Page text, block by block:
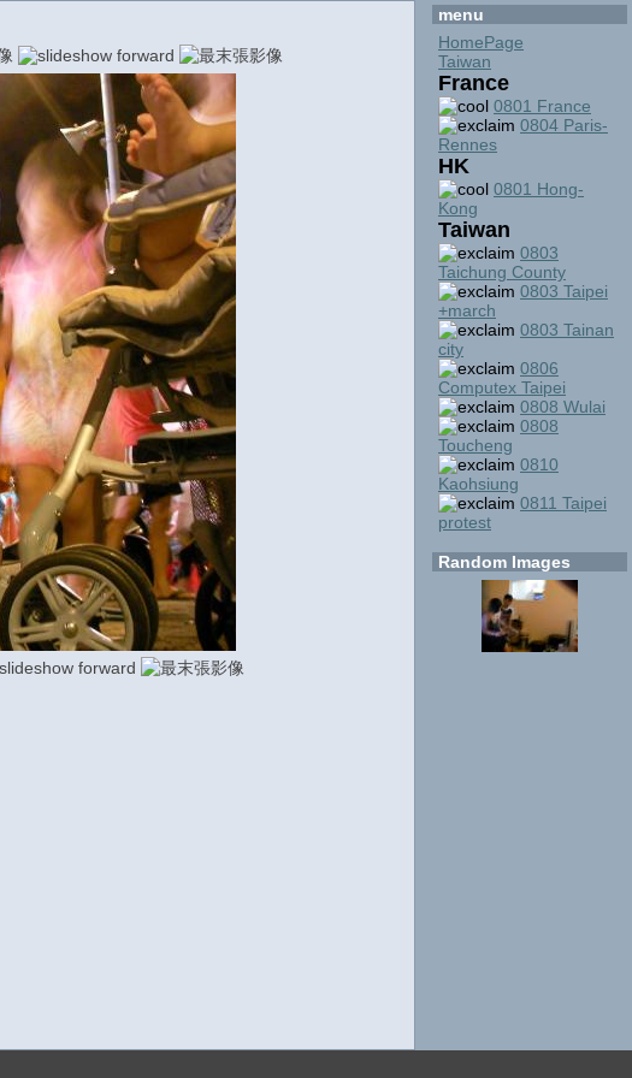
menu
HomePage
Taiwan
France
0801 France
0804 Paris-
Rennes
HK
0801 Hong-
Kong
Taiwan
0803
Taichung County
0803 Taipei
+march
0803 Tainan
city
0806
Computex Taipei
0808 Wulai
0808
Toucheng
0810
Kaohsiung
0811 Taipei
protest
Random Images